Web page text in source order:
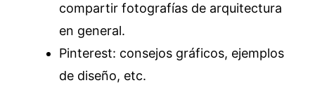
compartir fotografías de arquitectura
en general.
Pinterest: consejos gráficos, ejemplos
de diseño, etc.